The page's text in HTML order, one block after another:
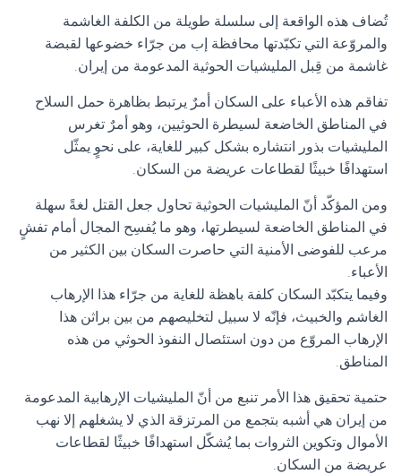
تُضاف هذه الواقعة إلى سلسلة طويلة من الكلفة الغاشمة
والمروّعة التي تكبّدتها محافظة إب من جرّاء خضوعها لقبضة
غاشمة من قِبل المليشيات الحوثية المدعومة من إيران.
تفاقم هذه الأعباء على السكان أمرٌ يرتبط بظاهرة حمل السلاح
في المناطق الخاضعة لسيطرة الحوثيين، وهو أمرٌ تغرس
المليشيات بذور انتشاره بشكل كبير للغاية، على نحوٍ يمثّل
استهدافًا خبيثًا لقطاعات عريضة من السكان.
ومن المؤكّد أنّ المليشيات الحوثية تحاول جعل القتل لغةً سهلة
في المناطق الخاضعة لسيطرتها، وهو ما يُفسِح المجال أمام تفشٍ
مرعب للفوضى الأمنية التي حاصرت السكان بين الكثير من
الأعباء.
وفيما يتكبّد السكان كلفة باهظة للغاية من جرّاء هذا الإرهاب
الغاشم والخبيث، فإنّه لا سبيل لتخليصهم من بين براثن هذا
الإرهاب المروّع من دون استئصال النفوذ الحوثي من هذه
المناطق.
حتمية تحقيق هذا الأمر تنبع من أنّ المليشيات الإرهابية المدعومة
من إيران هي أشبه بتجمع من المرتزقة الذي لا يشغلهم إلا نهب
الأموال وتكوين الثروات بما يُشكّل استهدافًا خبيثًا لقطاعات
عريضة من السكان.